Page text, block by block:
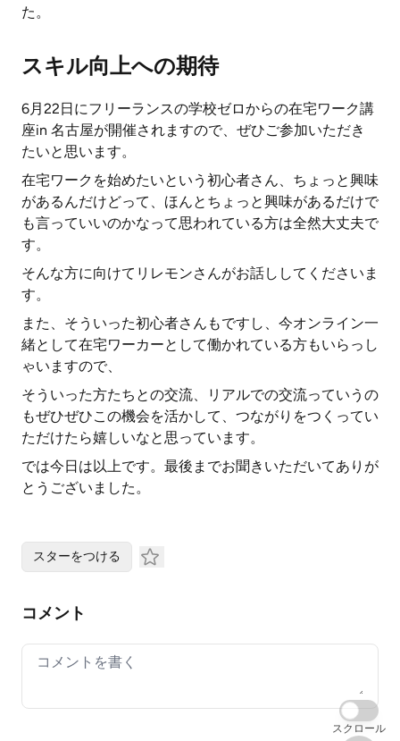
た。
スキル向上への期待
6月22日にフリーランスの学校ゼロからの在宅ワーク講
座in 名古屋が開催されますので、ぜひご参加いただき
たいと思います。
在宅ワークを始めたいという初心者さん、ちょっと興味
があるんだけどって、ほんとちょっと興味があるだけで
も言っていいのかなって思われている方は全然大丈夫で
す。
そんな方に向けてリレモンさんがお話ししてくださいま
す。
また、そういった初心者さんもですし、今オンライン一
緒として在宅ワーカーとして働かれている方もいらっし
ゃいますので、
そういった方たちとの交流、リアルでの交流っていうの
もぜひぜひこの機会を活かして、つながりをつくってい
ただけたら嬉しいなと思っています。
では今日は以上です。最後までお聞きいただいてありが
とうございました。
スターをつける
コメント
Your comment
スクロール